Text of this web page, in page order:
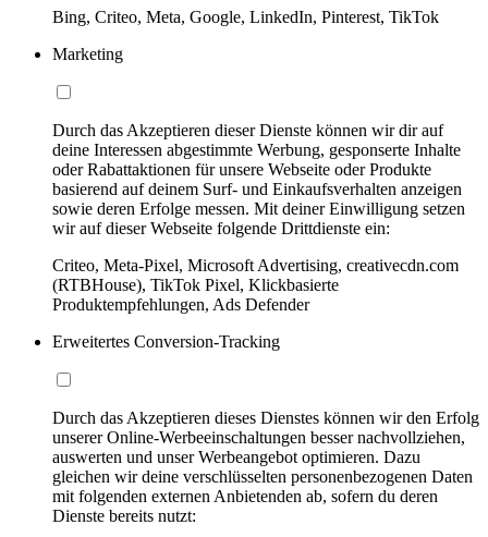
Bing, Criteo, Meta, Google, LinkedIn, Pinterest, TikTok
Marketing
Durch das Akzeptieren dieser Dienste können wir dir auf
deine Interessen abgestimmte Werbung, gesponserte Inhalte
oder Rabattaktionen für unsere Webseite oder Produkte
basierend auf deinem Surf- und Einkaufsverhalten anzeigen
sowie deren Erfolge messen. Mit deiner Einwilligung setzen
wir auf dieser Webseite folgende Drittdienste ein:
Criteo, Meta-Pixel, Microsoft Advertising, creativecdn.com
(RTBHouse), TikTok Pixel, Klickbasierte
Produktempfehlungen, Ads Defender
Erweitertes Conversion-Tracking
Durch das Akzeptieren dieses Dienstes können wir den Erfolg
unserer Online-Werbeeinschaltungen besser nachvollziehen,
auswerten und unser Werbeangebot optimieren. Dazu
gleichen wir deine verschlüsselten personenbezogenen Daten
mit folgenden externen Anbietenden ab, sofern du deren
Dienste bereits nutzt: